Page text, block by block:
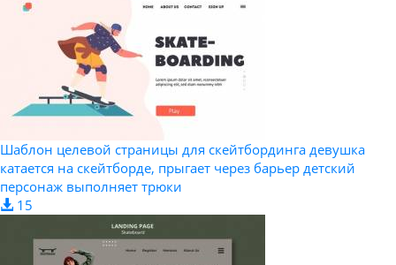
Шаблон целевой страницы для скейтбординга девушка
катается на скейтборде, прыгает через барьер детский
персонаж выполняет трюки
15